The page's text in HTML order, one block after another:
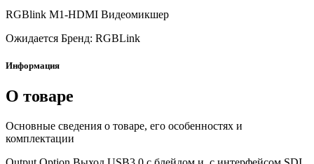
RGBlink M1-HDMI Видеомикшер
Ожидается Бренд: RGBLink
Информация
О товаре
Основные сведения о товаре, его особенностях и
комплектации